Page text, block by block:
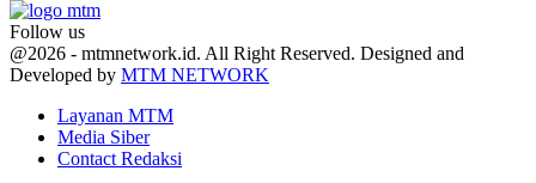
Follow us
Facebook
Twitter
Youtube
@2026 - mtmnetwork.id. All Right Reserved. Designed and
Developed by MTM NETWORK
Layanan MTM
Media Siber
Contact Redaksi